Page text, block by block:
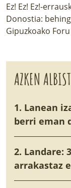
Ez! Ez! Ez!-
Donostia:
Gipuzkoako
AZKEN
1. Lanean
berri eman
2. Landare:
arrakastaz